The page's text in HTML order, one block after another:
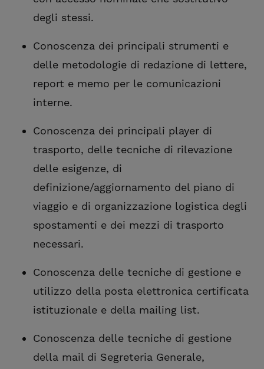
degli stessi.
Conoscenza dei principali strumenti e
delle metodologie di redazione di lettere,
report e memo per le comunicazioni
interne.
Conoscenza dei principali player di
trasporto, delle tecniche di rilevazione
delle esigenze, di
definizione/aggiornamento del piano di
viaggio e di organizzazione logistica degli
spostamenti e dei mezzi di trasporto
necessari.
Conoscenza delle tecniche di gestione e
utilizzo della posta elettronica certificata
istituzionale e della mailing list.
Conoscenza delle tecniche di gestione
della mail di Segreteria Generale,